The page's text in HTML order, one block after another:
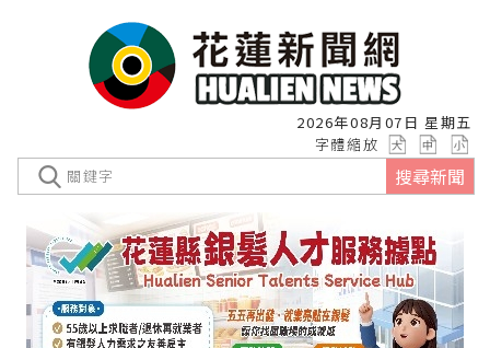
2026年08月07日 星期五
字體縮放
搜尋新聞